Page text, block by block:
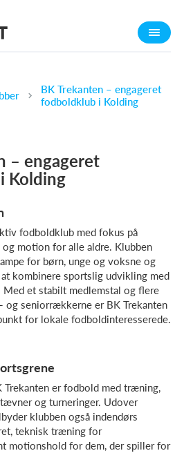
det?
BK Trekanten – engageret
fodboldklub i Kolding
– engageret
Kolding
fodboldklub med fokus på
motion for alle aldre. Klubben
for børn, unge og voksne og
kombinere sportslig udvikling med
et stabilt medlemstal og flere
og seniorrækkerne er BK Trekanten
for lokale fodboldinteresserede.
Trekanten er fodbold med træning,
og turneringer. Udover
klubben også indendørs
teknisk træning for
motionshold for dem, der spiller for